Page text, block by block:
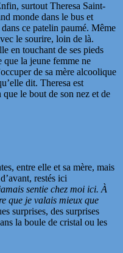
surtout Theresa Saint-
monde dans le bus et
ce patelin paumé. Même
le sourire, loin de là.
en touchant de ses pieds
que la jeune femme ne
de sa mère alcoolique
dit. Theresa est
le bout de son nez et de
entre elle et sa mère, mais
restés ici
sentie chez moi ici. À
que je valais mieux que
surprises, des surprises
la boule de cristal ou les